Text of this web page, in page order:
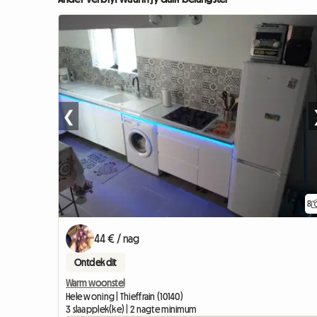
8
❮
44 € / nag
Ontdek dit
Warm woonstel
Hele woning | Thieffrain (10140)
3 slaapplek(ke) | 2 nagte minimum